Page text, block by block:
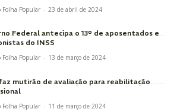
Folha Popular - 23 de abril de 2024
Federal antecipa o 13º de aposentados e
do INSS
Folha Popular - 13 de março de 2024
mutirão de avaliação para reabilitação
Folha Popular - 11 de março de 2024